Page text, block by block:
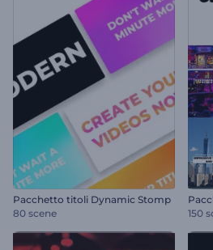
Pacchetto titoli Dynamic Stomp
80 scene
150